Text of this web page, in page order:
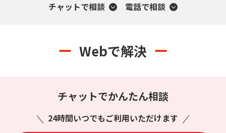
チャットで相談 電話で相談
Webで解決
チャットでかんたん相談
24時間いつでもご利用いただけます